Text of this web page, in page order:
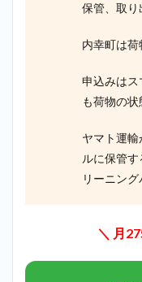
保管、取り
内幸町は荷
申込みはス
も荷物の状
ヤマト運
ルに保管
リーニン
＼ 月